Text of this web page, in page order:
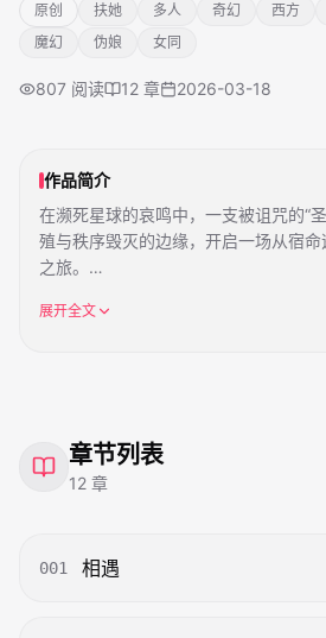
原创 扶她 多人 奇幻 西方
魔幻
伪娘 女同
807 阅读 12 章 2026-03-18
作品简介
在濒死星球的哀鸣中，一支被诅咒的“
殖与秩序毁灭的边缘，开启一场从宿
之旅。
【世界观设定：双神的寄生】
- 萨纳托斯 (Thanatos) ：代表绝对的
生命冻结为无欲的机器。
展开全文
章节列表
12 章
001 相遇